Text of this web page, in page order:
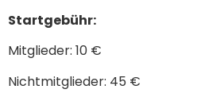
Startgebühr:
Mitglieder: 10 €
Nichtmitglieder: 45 €